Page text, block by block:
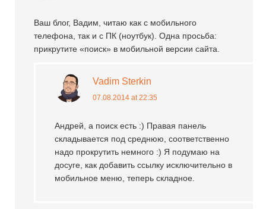
Ваш блог, Вадим, читаю как с мобильного
телефона, так и с ПК (ноутбук). Одна просьба:
прикрутите «поиск» в мобильной версии сайта.
Vadim Sterkin
07.08.2014 at 22:35
Андрей, а поиск есть :) Правая панель
складывается под среднюю, соответственно
надо прокрутить немного :) Я подумаю на
досуге, как добавить ссылку исключительно в
мобильное меню, теперь складное.